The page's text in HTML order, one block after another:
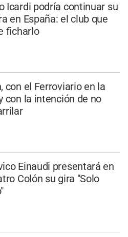
Icardi podría continuar su
en España: el club que
ficharlo
con el Ferroviario en la
con la intención de no
Einaudi presentará en
Colón su gira "Solo